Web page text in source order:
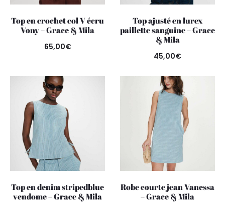
Top en crochet col V écru
Vony – Grace & Mila
65,00€
Top ajusté en lurex
paillette sanguine – Grace
& Mila
45,00€
Top en denim stripedblue
vendome – Grace & Mila
Robe courte jean Vanessa
– Grace & Mila